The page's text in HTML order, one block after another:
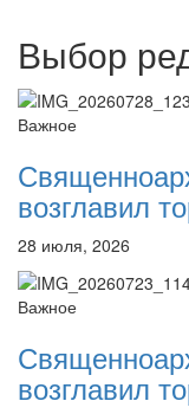
Выбор
Важное
возглавил
28 июля, 2026
Важное
возглавил